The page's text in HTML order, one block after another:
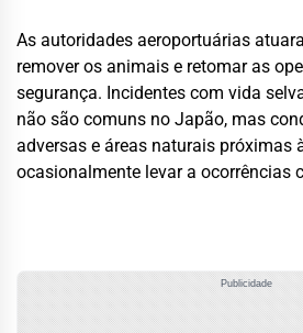
As autoridades aeroportuárias
remover os animais e retomar as
segurança. Incidentes com vida
não são comuns no Japão, mas
adversas e áreas naturais próximas
ocasionalmente levar a ocorrências
Publicidade